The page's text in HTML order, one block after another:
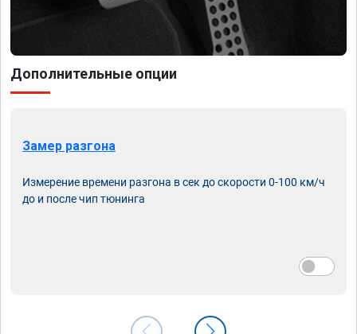
Дополнительные опции
Замер разгона
Измерение времени разгона в сек до скорости 0-100 км/ч
до и после чип тюнинга